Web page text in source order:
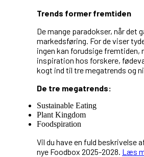
Trends former fremtiden
De mange paradokser, når det
markedsføring. For de viser
ingen kan forudsige fremtiden,
inspiration hos forskere,
kogt ind til tre megatrends og
De tre megatrends:
Sustainable Eating
Plant Kingdom
Foodspiration
Vil du have en fuld beskrivelse
nye Foodbox 2025-2028. Læs